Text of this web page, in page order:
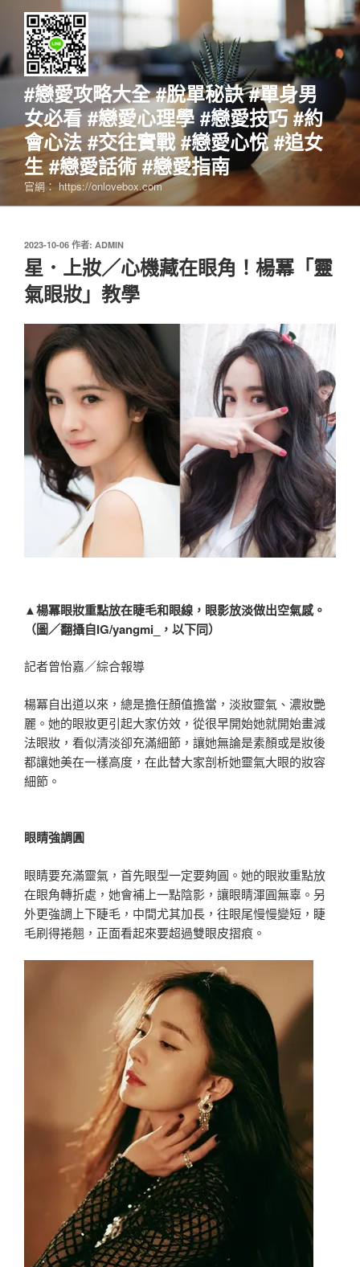
要
#戀愛攻略大全 #脫單秘訣 #單身男
女必看 #戀愛心理學 #戀愛技巧 #約
會心法 #交往實戰 #戀愛心悅 #追女
生 #戀愛話術 #戀愛指南
官網： https://onlovebox.com
發
佈
於
2023-10-06 作者: ADMIN
星．上妝／心機藏在眼角！楊冪「靈
氣眼妝」教學
▲楊冪眼妝重點放在睫毛和眼線，眼影放淡做出空氣感。
（圖／翻攝自IG/yangmi_，以下同）
記者曾怡嘉／綜合報導
楊冪自出道以來，總是擔任顏值擔當，淡妝靈氣、濃妝艷
麗。她的眼妝更引起大家仿效，從很早開始她就開始畫減
法眼妝，看似清淡卻充滿細節，讓她無論是素顏或是妝後
都讓她美在一樣高度，在此替大家剖析她靈氣大眼的妝容
細節。
眼睛強調圓
眼睛要充滿靈氣，首先眼型一定要夠圓。她的眼妝重點放
在眼角轉折處，她會補上一點陰影，讓眼睛渾圓無辜。另
外更強調上下睫毛，中間尤其加長，往眼尾慢慢變短，睫
毛刷得捲翹，正面看起來要超過雙眼皮摺痕。